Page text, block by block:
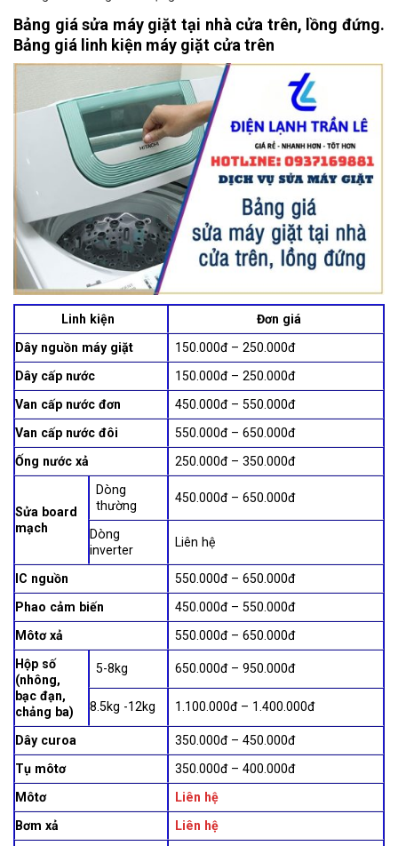
Bảng giá sửa máy giặt tại nhà cửa trên, lồng đứng.
Bảng giá linh kiện máy giặt cửa trên
Linh kiện
Đơn giá
Dây nguồn máy giặt
150.000đ – 250.000đ
Dây cấp nước
150.000đ – 250.000đ
Van cấp nước đơn
450.000đ – 550.000đ
Van cấp nước đôi
550.000đ – 650.000đ
Ống nước xả
250.000đ – 350.000đ
Sửa board
mạch
Dòng
thường
450.000đ – 650.000đ
Dòng
inverter
Liên hệ
IC nguồn
550.000đ – 650.000đ
Phao cảm biến
450.000đ – 550.000đ
Môtơ xả
550.000đ – 650.000đ
Hộp số
(nhông,
bạc đạn,
chảng ba)
5-8kg 650.000đ – 950.000đ
8.5kg -12kg 1.100.000đ – 1.400.000đ
Dây curoa
350.000đ – 450.000đ
Tụ môtơ
350.000đ – 400.000đ
Môtơ
Liên hệ
Bơm xả
Liên hệ